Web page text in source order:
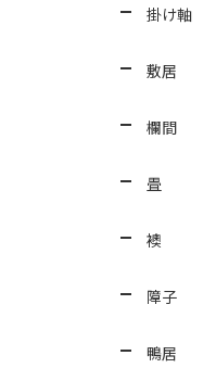
掛け軸
敷居
欄間
畳
襖
障子
鴨居